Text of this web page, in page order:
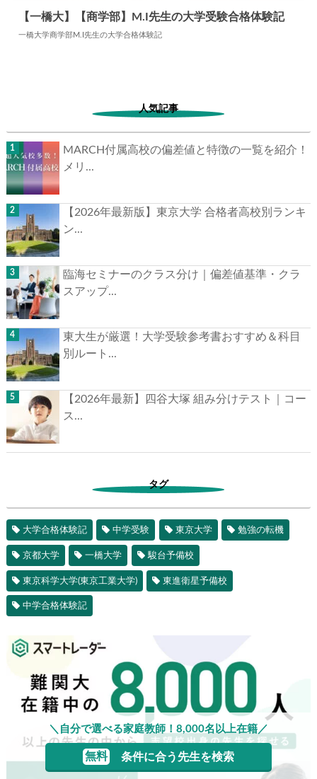
【一橋大】【商学部】M.I先生の大学受験合格体験記
一橋大学商学部M.I先生の大学合格体験記
人気記事
MARCH付属高校の偏差値と特徴の一覧を紹介！
メリ...
【2026年最新版】東京大学 合格者高校別ランキ
ン...
臨海セミナーのクラス分け｜偏差値基準・クラ
スアップ...
東大生が厳選！大学受験参考書おすすめ＆科目
別ルート...
【2026年最新】四谷大塚 組み分けテスト｜コー
ス...
タグ
大学合格体験記 中学受験 東京大学 勉強の転機
京都大学 一橋大学 駿台予備校
東京科学大学(東京工業大学) 東進衛星予備校
中学合格体験記
＼自分で選べる家庭教師！8,000名以上在籍／
無料 条件に合う先生を検索